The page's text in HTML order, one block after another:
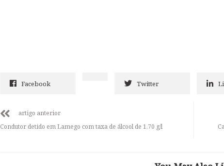
Facebook Twitter
artigo anterior
Condutor detido em Lamego com taxa de álcool de 1,70 g/l